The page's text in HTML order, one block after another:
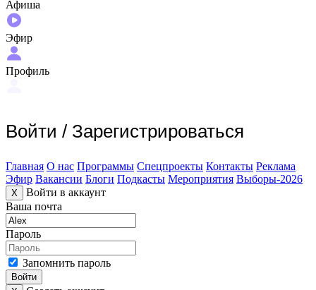
Афиша
Эфир
Профиль
Войти / Зарегистрироваться
Главная О нас Программы Спецпроекты Контакты Реклама
Эфир Вакансии Блоги Подкасты Мероприятия Выборы-2026
X
Войти в аккаунт
Ваша почта
Пароль
Запомнить пароль
Войти